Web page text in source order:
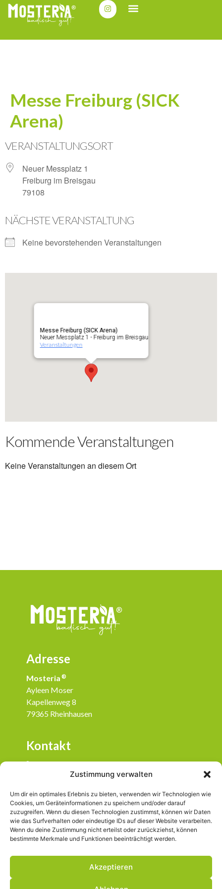
Zustimmung verwalten
Um dir ein optimales Erlebnis zu bieten, verwenden wir Technologien wie
Cookies, um Geräteinformationen zu speichern und/oder darauf
zuzugreifen. Wenn du diesen Technologien zustimmst, können wir Daten
wie das Surfverhalten oder eindeutige IDs auf dieser Website verarbeiten.
Wenn du deine Zustimmung nicht erteilst oder zurückziehst, können
bestimmte Merkmale und Funktionen beeinträchtigt werden.
Akzeptieren
Messe Freiburg (SICK
Arena)
VERANSTALTUNGSORT
Neuer Messplatz 1
Freiburg im Breisgau
79108
NÄCHSTE VERANSTALTUNG
Keine bevorstehenden Veranstaltungen
Messe Freiburg (SICK Arena)
Neuer Messplatz 1 - Freiburg im Breisgau
Veranstaltungen
Kommende Veranstaltungen
Keine Veranstaltungen an diesem Ort
Adresse
Mosteria ®
Ayleen Moser
Kapellenweg 8
79365 Rheinhausen
Kontakt
07643 / 933 28 22
info@mosteria.de
Social Media
mosteria.badischgut
© 2025 Mosteria